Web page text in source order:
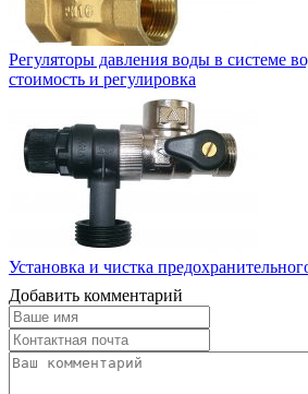
Регуляторы давления воды в системе
стоимость и регулировка
Установка и чистка
Добавить комментарий